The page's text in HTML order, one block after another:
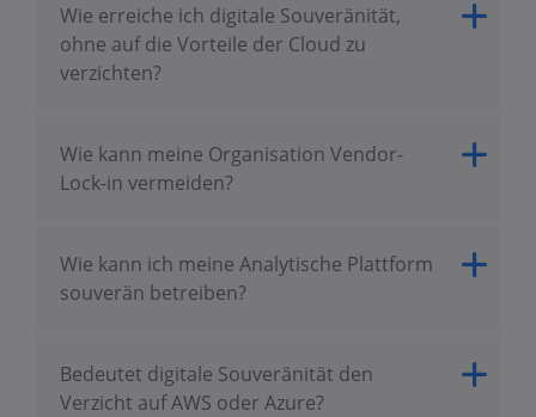
Wie erreiche ich digitale Souveränität,
ohne auf die Vorteile der Cloud zu
verzichten?
Wie kann meine Organisation Vendor-
Lock-in vermeiden?
Wie kann ich meine Analytische Plattform
souverän betreiben?
Bedeutet digitale Souveränität den
Verzicht auf AWS oder Azure?